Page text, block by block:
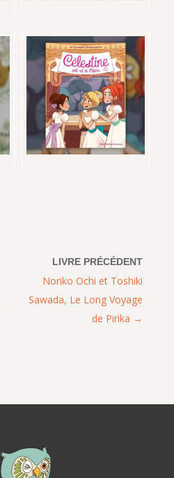
Noriko Ochi et Toshiki
Sawada, Le Long Voyage
de Pirika